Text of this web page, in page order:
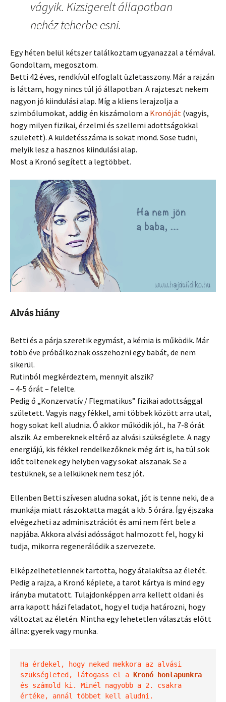
vágyik. Kizsigerelt állapotban
nehéz teherbe esni.
Egy héten belül kétszer találkoztam ugyanazzal a témával.
Gondoltam, megosztom.
Betti 42 éves, rendkívül elfoglalt üzletasszony. Már a rajzán
is láttam, hogy nincs túl jó állapotban. A rajzteszt nekem
nagyon jó kiindulási alap. Míg a kliens lerajzolja a
szimbólumokat, addig én kiszámolom a Kronóját (vagyis,
hogy milyen fizikai, érzelmi és szellemi adottságokkal
született). A küldetésszáma is sokat mond. Sose tudni,
melyik lesz a hasznos kiindulási alap.
Most a Kronó segített a legtöbbet.
Alvás hiány
Betti és a párja szeretik egymást, a kémia is működik. Már
több éve próbálkoznak összehozni egy babát, de nem
sikerül.
Rutinból megkérdeztem, mennyit alszik?
– 4-5 órát – felelte.
Pedig ő „Konzervatív / Flegmatikus” fizikai adottsággal
született. Vagyis nagy fékkel, ami többek között arra utal,
hogy sokat kell aludnia. Ő akkor működik jól., ha 7-8 órát
alszik. Az embereknek eltérő az alvási szükséglete. A nagy
energiájú, kis fékkel rendelkezőknek még árt is, ha túl sok
időt töltenek egy helyben vagy sokat alszanak. Se a
testüknek, se a lelküknek nem tesz jót.
Ellenben Betti szívesen aludna sokat, jót is tenne neki, de a
munkája miatt rászoktatta magát a kb. 5 órára. Így éjszaka
elvégezheti az adminisztrációt és ami nem fért bele a
napjába. Akkora alvási adósságot halmozott fel, hogy ki
tudja, mikorra regenerálódik a szervezete.
Elképzelhetetlennek tartotta, hogy átalakítsa az életét.
Pedig a rajza, a Kronó képlete, a tarot kártya is mind egy
irányba mutatott. Tulajdonképpen arra kellett oldani és
arra kapott házi feladatot, hogy el tudja határozni, hogy
változtat az életén. Mintha egy lehetetlen választás előtt
állna: gyerek vagy munka.
Ha érdekel, hogy neked mekkora az alvási
szükségleted, látogass el a Kronó honlapunkra
és számold ki. Minél nagyobb a 2. csakra
értéke, annál többet kell aludni.